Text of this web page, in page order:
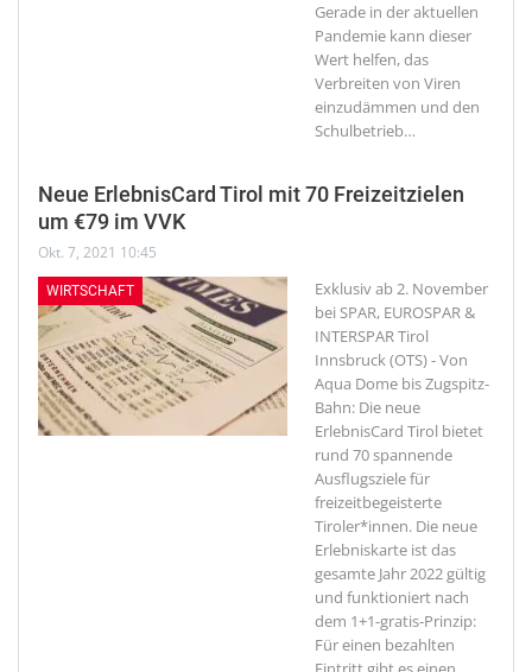
Gerade in der aktuellen
Pandemie kann dieser
Wert helfen, das
Verbreiten von Viren
einzudämmen und den
Schulbetrieb…
Neue ErlebnisCard Tirol mit 70 Freizeitzielen
um €79 im VVK
Okt. 7, 2021 10:45
WIRTSCHAFT
Exklusiv ab 2. November
bei SPAR, EUROSPAR &
INTERSPAR Tirol
Innsbruck (OTS) - Von
Aqua Dome bis Zugspitz-
Bahn: Die neue
ErlebnisCard Tirol bietet
rund 70 spannende
Ausflugsziele für
freizeitbegeisterte
Tiroler*innen. Die neue
Erlebniskarte ist das
gesamte Jahr 2022 gültig
und funktioniert nach
dem 1+1-gratis-Prinzip:
Für einen bezahlten